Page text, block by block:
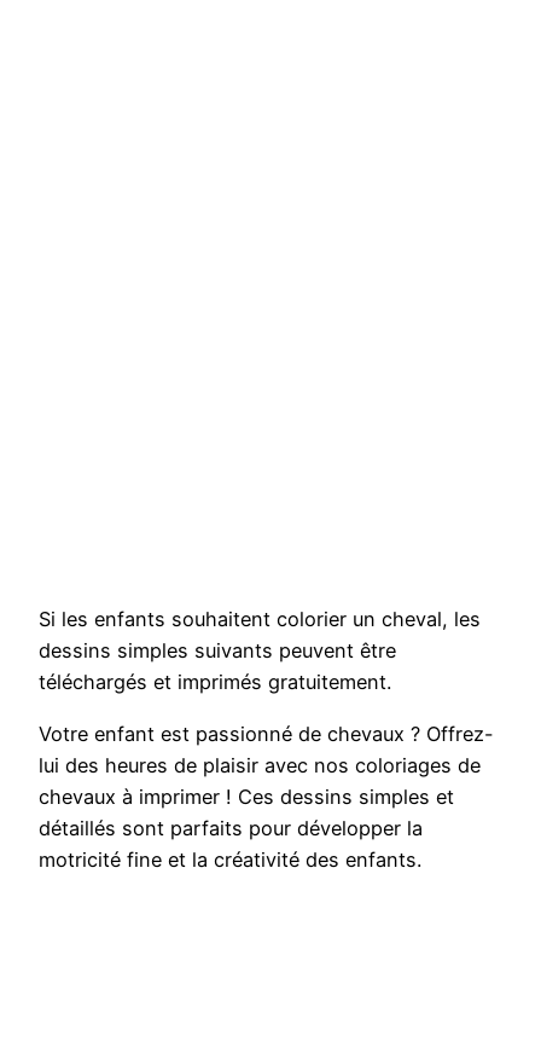
Si les enfants souhaitent colorier un cheval, les
dessins simples suivants peuvent être
téléchargés et imprimés gratuitement.
Votre enfant est passionné de chevaux ? Offrez-
lui des heures de plaisir avec nos coloriages de
chevaux à imprimer ! Ces dessins simples et
détaillés sont parfaits pour développer la
motricité fine et la créativité des enfants.